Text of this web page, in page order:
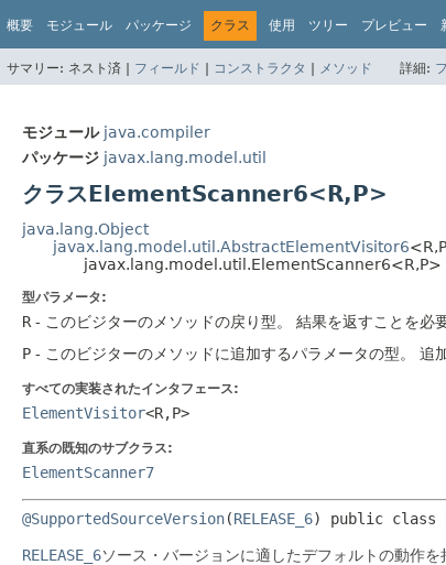
概要 モジュール パッケージ クラス 使用 ツリー プレビュー
サマリー: ネスト済 | フィールド | コンストラクタ | メソッド 詳細:
モジュール java.compiler
パッケージ javax.lang.model.util
クラスElementScanner6<R,P>
java.lang.Object
javax.lang.model.util.AbstractElementVisitor6<R,
javax.lang.model.util.ElementScanner6<R,P>
型パラメータ:
R - このビジターのメソッドの戻り型。 結果を返すことを必
P - このビジターのメソッドに追加するパラメータの型。 追
すべての実装されたインタフェース:
ElementVisitor<R,P>
直系の既知のサブクラス:
ElementScanner7
@SupportedSourceVersion(RELEASE_6) public class
RELEASE_6ソース・バージョンに適したデフォルトの動作